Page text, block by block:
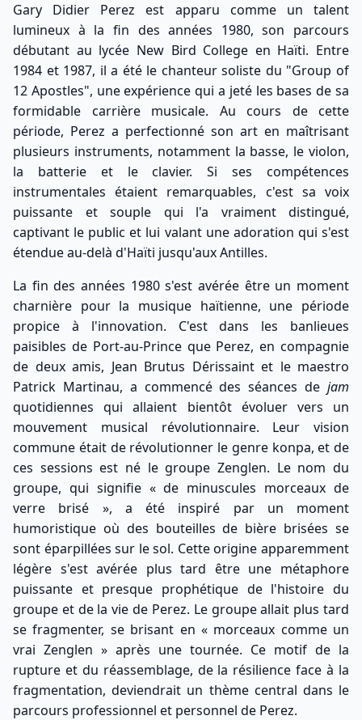
Gary Didier Perez est apparu comme un talent
lumineux à la fin des années 1980, son parcours
débutant au lycée New Bird College en Haïti. Entre
1984 et 1987, il a été le chanteur soliste du "Group of
12 Apostles", une expérience qui a jeté les bases de sa
formidable carrière musicale. Au cours de cette
période, Perez a perfectionné son art en maîtrisant
plusieurs instruments, notamment la basse, le violon,
la batterie et le clavier. Si ses compétences
instrumentales étaient remarquables, c'est sa voix
puissante et souple qui l'a vraiment distingué,
captivant le public et lui valant une adoration qui s'est
étendue au-delà d'Haïti jusqu'aux Antilles.
La fin des années 1980 s'est avérée être un moment
charnière pour la musique haïtienne, une période
propice à l'innovation. C'est dans les banlieues
paisibles de Port-au-Prince que Perez, en compagnie
de deux amis, Jean Brutus Dérissaint et le maestro
Patrick Martinau, a commencé des séances de jam
quotidiennes qui allaient bientôt évoluer vers un
mouvement musical révolutionnaire. Leur vision
commune était de révolutionner le genre konpa, et de
ces sessions est né le groupe Zenglen. Le nom du
groupe, qui signifie « de minuscules morceaux de
verre brisé », a été inspiré par un moment
humoristique où des bouteilles de bière brisées se
sont éparpillées sur le sol. Cette origine apparemment
légère s'est avérée plus tard être une métaphore
puissante et presque prophétique de l'histoire du
groupe et de la vie de Perez. Le groupe allait plus tard
se fragmenter, se brisant en « morceaux comme un
vrai Zenglen » après une tournée. Ce motif de la
rupture et du réassemblage, de la résilience face à la
fragmentation, deviendrait un thème central dans le
parcours professionnel et personnel de Perez.